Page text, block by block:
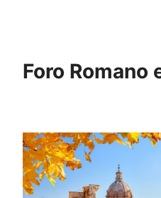
Foro Romano